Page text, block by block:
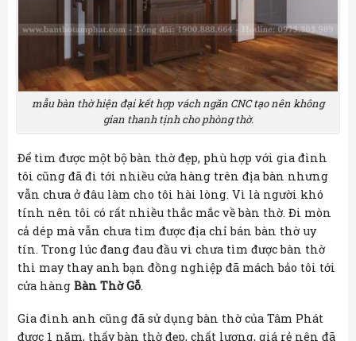
mẫu bàn thờ hiện đại kết hợp vách ngăn CNC tạo nên không
gian thanh tịnh cho phòng thờ.
Để tìm được một bộ bàn thờ đẹp, phù hợp với gia đình
tôi cũng đã đi tới nhiều cửa hàng trên địa bàn nhưng
vẫn chưa ở đâu làm cho tôi hài lòng. Vì là người khó
tính nên tôi có rất nhiều thắc mắc về bàn thờ. Đi mòn
cả dép mà vẫn chưa tìm được địa chỉ bán bàn thờ uy
tín. Trong lúc đang đau đầu vì chưa tìm được bàn thờ
thì may thay anh bạn đồng nghiệp đã mách bảo tôi tới
cửa hàng Bàn Thờ Gỗ.
Gia đình anh cũng đã sử dụng bàn thờ của Tâm Phát
được 1 năm, thấy bàn thờ đẹp, chất lượng, giá rẻ nên đã